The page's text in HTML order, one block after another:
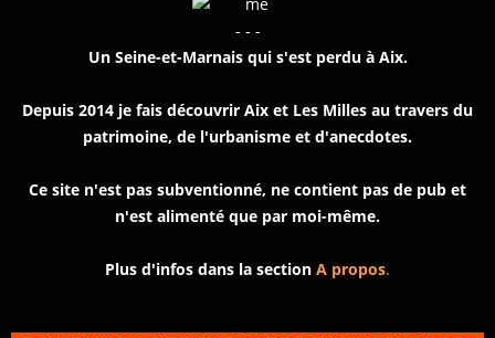
- - -
Un Seine-et-Marnais qui s'est perdu à Aix.
Depuis 2014 je fais découvrir Aix et Les Milles au travers du
patrimoine, de l'urbanisme et d'anecdotes.
Ce site n'est pas subventionné, ne contient pas de pub et
n'est alimenté que par moi-même.
Plus d'infos dans la section A propos.